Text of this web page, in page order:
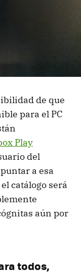
de que
para el PC
Play
del
a esa
catálogo será
aún por
todos,